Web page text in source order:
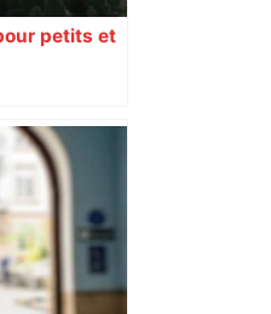
petits et